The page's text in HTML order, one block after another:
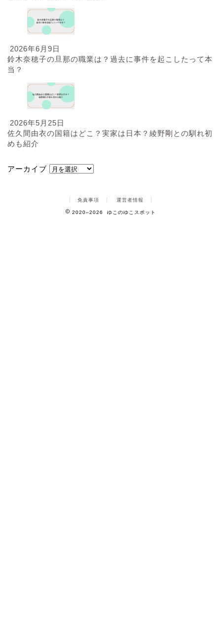
2026年6月9日
鈴木奈穂子の旦那の職業は？過去に事件を起こしたって本
当？
2026年5月25日
佐久間由衣の国籍はどこ？実家は日本？綾野剛との馴れ初
めも紹介
アーカイブ
免責事項 運営者情報
2020–2026 ゆこのゆこスポット